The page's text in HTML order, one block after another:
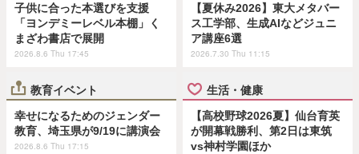
子供に合った本選びを支援
「ヨンデミーレベル本棚」く
まざわ書店で展開
2026.8.6 Thu 17:45
【夏休み2026】東大メタバー
ス工学部、生成AIなどジュニ
ア講座6選
2026.7.30 Thu 11:15
教育イベント
幸せになるためのジェンダー
教育、埼玉県が9/19に講演会
2026.8.6 Thu 17:15
生活・健康
【高校野球2026夏】仙台育英
が開幕戦勝利、第2日は東筑
vs神村学園ほか